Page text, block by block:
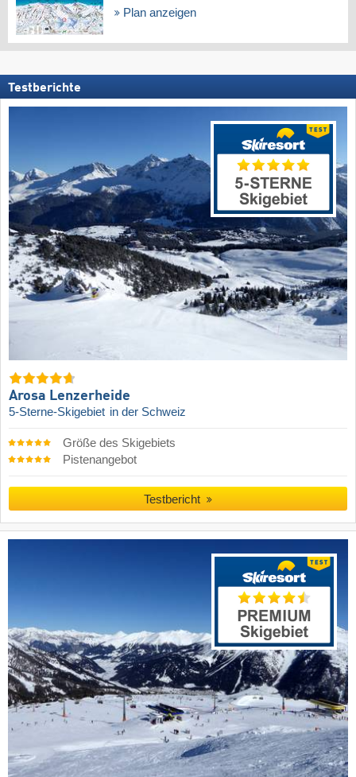
Plan anzeigen
Testberichte
Arosa Lenzerheide
5-Sterne-Skigebiet in der Schweiz
Größe des Skigebiets
Pistenangebot
Testbericht